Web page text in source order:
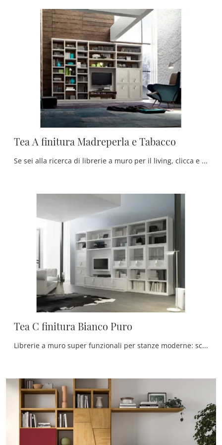
Tea A finitura Madreperla e Tabacco
Se sei alla ricerca di librerie a muro per il living, clicca e scopri le nostre soluzioni moderne: il modello Tea A finitura Madreperla e Tabacco ...
Tea C finitura Bianco Puro
Librerie a muro super funzionali per stanze moderne: scopri di più sul modello Tea C finitura Bianco Puro del brand Fasolin!